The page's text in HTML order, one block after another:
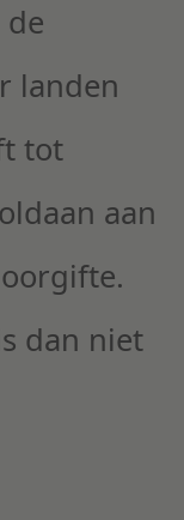
landen
tot
aan
dan niet